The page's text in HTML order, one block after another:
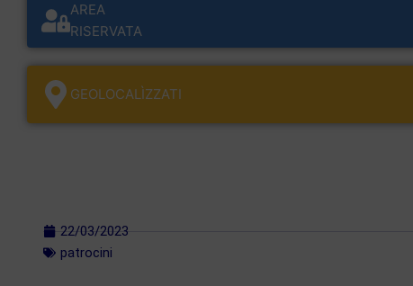
AREA
RISERVATA
GEOLOCALÌZZATI
22/03/2023
patrocini